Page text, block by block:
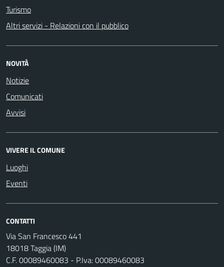
Turismo
Altri servizi - Relazioni con il pubblico
NOVITÀ
Notizie
Comunicati
Avvisi
VIVERE IL COMUNE
Luoghi
Eventi
CONTATTI
Via San Francesco 441
18018 Taggia (IM)
C.F. 00089460083 - P.Iva: 00089460083